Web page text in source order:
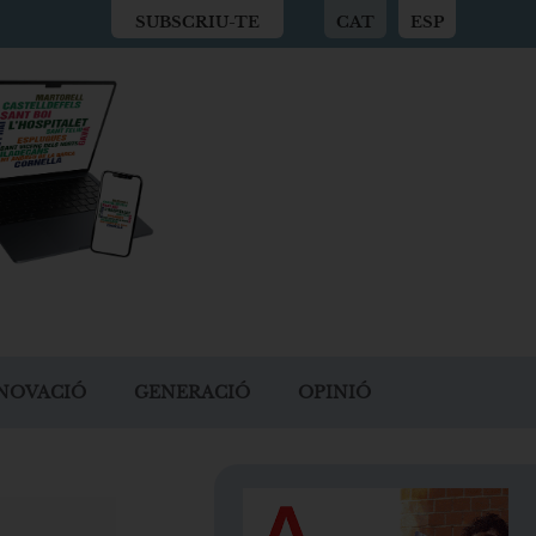
SUBSCRIU-TE CAT ESP
GENERACIÓ OPINIÓ